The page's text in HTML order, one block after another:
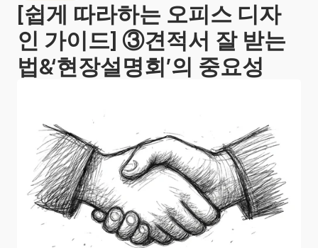
[쉽게 따라하는 오피스 디자
인 가이드] ③견적서 잘 받는
법&‘현장설명회’의 중요성